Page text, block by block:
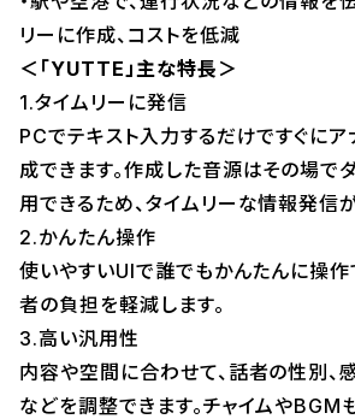
リーに作成、コストを低減
＜「YUTTE」主な特長＞
1.タイムリーに発信
PCでテキスト入力するだけですぐに
成できます。作成した音源はその場で
用できるため、タイムリーな情報発信
2.かんたん操作
使いやすいUIで誰でもかんたんに操作
者の負担を軽減します。
3.高い汎用性
内容や空間に合わせて、話者の性別、
などを調整できます。チャイムやBGM